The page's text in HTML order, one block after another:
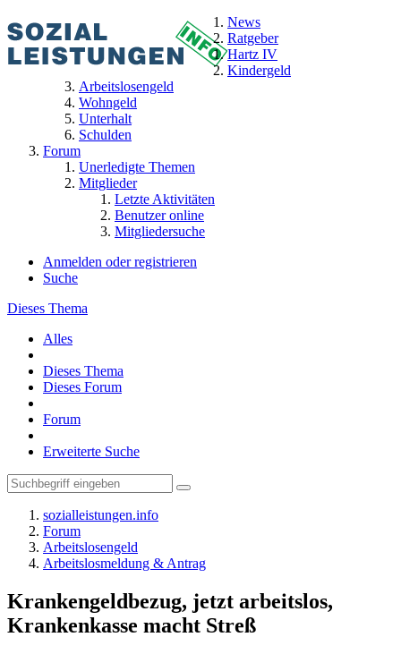
News
Ratgeber
Hartz IV
Kindergeld
Arbeitslosengeld
Wohngeld
Unterhalt
Schulden
Forum
Unerledigte Themen
Mitglieder
Letzte Aktivitäten
Benutzer online
Mitgliedersuche
Anmelden oder registrieren
Suche
Dieses Thema
Alles
Dieses Thema
Dieses Forum
Forum
Erweiterte Suche
sozialleistungen.info
Forum
Arbeitslosengeld
Arbeitslosmeldung & Antrag
Krankengeldbezug, jetzt arbeitslos,
Krankenkasse macht Streß